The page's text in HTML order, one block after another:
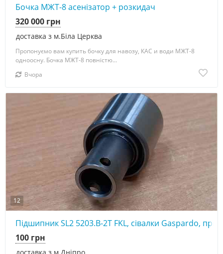
Бочка МЖТ-8 асенізатор + розкидач
доставка з м.Біла Церква
320 000 грн
Пропонуємо вам купить бочку для навозу, КАС и води МЖТ-8
одноосну. Бочка МЖТ-8 повністю...
Вчора
12
Підшипник SL2 5203.B-2T FKL, сівалки Gaspardo,
100 грн